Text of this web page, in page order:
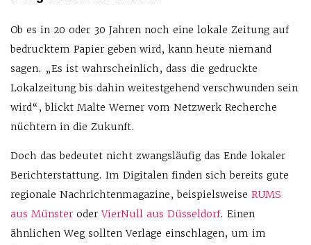
Ob es in 20 oder 30 Jahren noch eine lokale Zeitung auf
bedrucktem Papier geben wird, kann heute niemand
sagen. „Es ist wahrscheinlich, dass die gedruckte
Lokalzeitung bis dahin weitestgehend verschwunden sein
wird“, blickt Malte Werner vom Netzwerk Recherche
nüchtern in die Zukunft.
Doch das bedeutet nicht zwangsläufig das Ende lokaler
Berichterstattung. Im Digitalen finden sich bereits gute
regionale Nachrichtenmagazine, beispielsweise RUMS
aus Münster oderVierNull aus Düsseldorf. Einen
ähnlichen Weg sollten Verlage einschlagen, um im